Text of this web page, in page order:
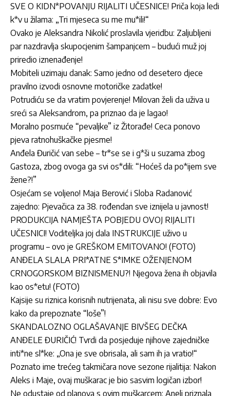
SVE O KIDN*POVANJU RIJALITI UČESNICE! Priča koja ledi
k*v u žilama: „Tri mjeseca su me mu*ili!“
Ovako je Aleksandra Nikolić proslavila vjeridbu: Zaljubljeni
par nazdravlja skupocjenim šampanjcem – budući muž joj
priredio iznenađenje!
Mobiteli uzimaju danak: Samo jedno od desetero djece
pravilno izvodi osnovne motoričke zadatke!
Potrudiću se da vratim povjerenje! Milovan želi da uživa u
sreći sa Aleksandrom, pa priznao da je lagao!
Moralno posrnuće “pevaljke” iz Žitorađe! Ceca ponovo
pjeva ratnohuškačke pjesme!
Anđela Đuričić van sebe – tr*se se i g*ši u suzama zbog
Gastoza, zbog ovoga ga svi os*dili: “Hoćeš da po*ijem sve
žene?!”
Osjećam se voljeno! Maja Berović i Sloba Radanović
zajedno: Pjevačica za 38. rođendan sve iznijela u javnost!
PRODUKCIJA NAMJEŠTA POBJEDU OVOJ RIJALITI
UČESNICI! Voditeljka joj dala INSTRUKCIJE uživo u
programu – ovo je GREŠKOM EMITOVANO! (FOTO)
ANĐELA SLALA PRI*ATNE S*IMKE OŽENJENOM
CRNOGORSKOM BIZNISMENU?! Njegova žena ih objavila
kao os*etu! (FOTO)
Kajsije su riznica korisnih nutrijenata, ali nisu sve dobre: Evo
kako da prepoznate “loše”!
SKANDALOZNO OGLAŠAVANJE BIVŠEG DEČKA
ANĐELE ĐURIČIĆ! Tvrdi da posjeduje njihove zajedničke
inti*ne sl*ke: „Ona je sve obrisala, ali sam ih ja vratio!“
Poznato ime trećeg takmičara nove sezone rijalitija: Nakon
Aleks i Maje, ovaj muškarac je bio sasvim logičan izbor!
Ne odustaje od planova s ovim muškarcem: Aneli priznala